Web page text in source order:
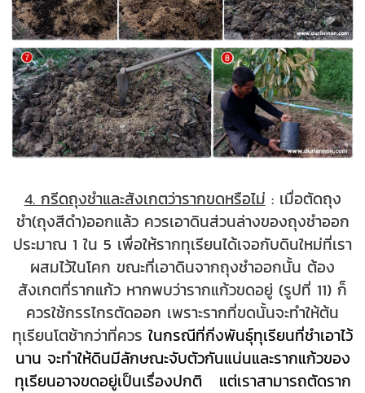
4. กรีดถุงชำและสังเกตว่ารากขดหรือไม่ : เมื่อตัดถุง
ชำ(ถุงสีดำ)ออกแล้ว ควรเอาดินส่วนล่างของถุงชำออก
ประมาณ 1 ใน 5 เพื่อให้รากทุเรียนได้เจอกับดินใหม่ที่เรา
ผสมไว้ในโคก ขณะที่เอาดินจากถุงชำออกนั้น ต้อง
สังเกตที่รากแก้ว หากพบว่ารากแก้วขดอยู่ (รูปที่ 11) ก็
ควรใช้กรรไกรตัดออก เพราะรากที่ขดนั้นจะทำให้ต้น
ทุเรียนโตช้ากว่าที่ควรในกรณีที่กิ่งพันธุ์ทุเรียนที่ชำเอาไว้
นาน จะทำให้ดินมีลักษณะจับตัวกันแน่นและรากแก้วของ
ทุเรียนอาจขดอยู่เป็นเรื่องปกติ แต่เราสามารถตัดราก